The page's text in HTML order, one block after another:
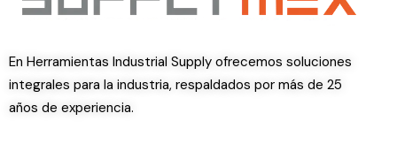
En Herramientas Industrial Supply ofrecemos soluciones
integrales para la industria, respaldados por más de 25
años de experiencia.